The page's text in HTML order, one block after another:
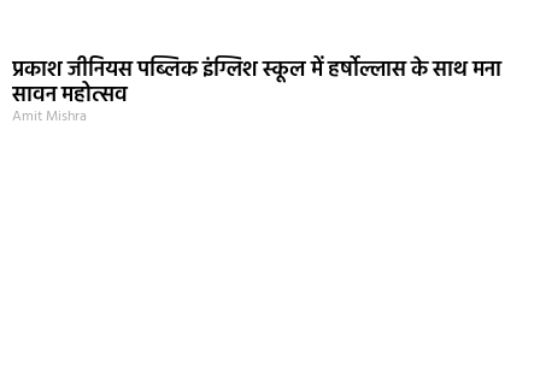
प्रकाश जीनियस पब्लिक इंग्लिश स्कूल में हर्षोल्लास के साथ मना
सावन महोत्सव
Amit Mishra